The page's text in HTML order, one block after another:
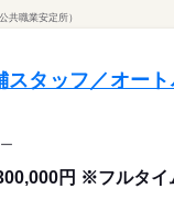
共職業安定所）
スタッフ／オー